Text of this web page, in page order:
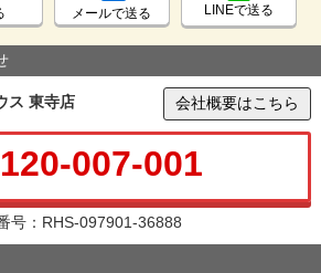
メールで送る LINEで送る
ス 東寺店 会社概要はこちら
007-001
号：RHS-097901-36888